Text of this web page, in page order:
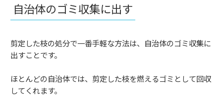
自治体のゴミ収集に出す
剪定した枝の処分で一番手軽な方法は、自治体のゴミ収集に
出すことです。
ほとんどの自治体では、剪定した枝を燃えるゴミとして回収
してくれます。